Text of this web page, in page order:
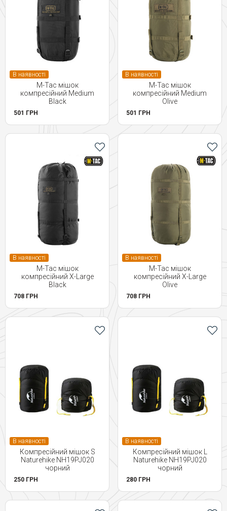
В наявності
M-Tac мішок
компресійний Medium
Black
501 ГРН
В наявності
M-Tac мішок
компресійний Medium
Olive
501 ГРН
В наявності
M-Tac мішок
компресійний X-Large
Black
708 ГРН
В наявності
M-Tac мішок
компресійний X-Large
Olive
708 ГРН
В наявності
Компресійний мішок S
Naturehike NH19PJ020
чорний
250 ГРН
В наявності
Компресійний мішок L
Naturehike NH19PJ020
чорний
280 ГРН